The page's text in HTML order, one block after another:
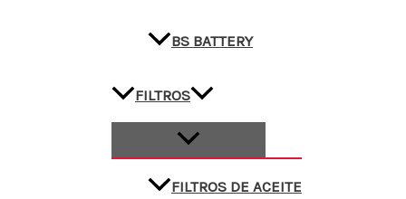
BS BATTERY
FILTROS
FILTROS DE ACEITE